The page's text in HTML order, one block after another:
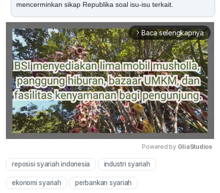
mencerminkan sikap Republika soal isu-isu terkait.
arrow_forward_ios Baca selengkapnya
Powered by GliaStudios
reposisi syariah indonesia industri syariah
ekonomi syariah perbankan syariah